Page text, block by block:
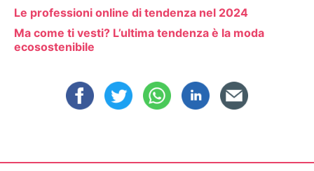
Le professioni online di tendenza nel 2024
Ma come ti vesti? L’ultima tendenza è la moda
ecosostenibile